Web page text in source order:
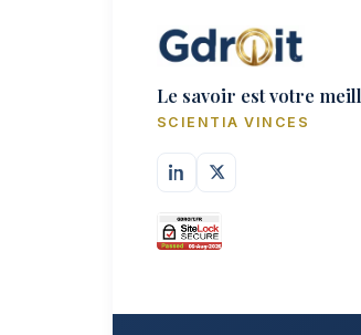
Le savoir est votre
SCIENTIA VINCES